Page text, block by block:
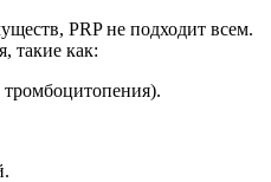
PRP не подходит всем.
такие как: